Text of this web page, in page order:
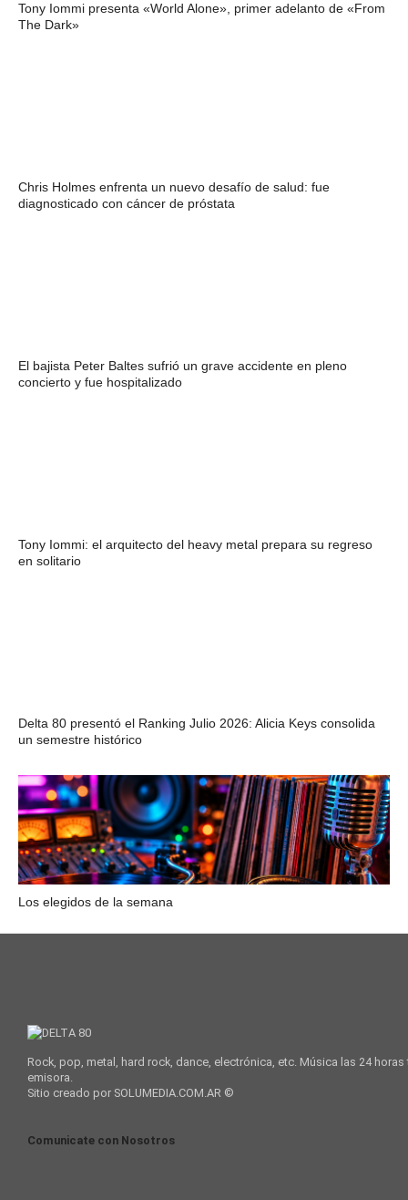
Tony Iommi presenta «World Alone», primer adelanto de «From
The Dark»
Chris Holmes enfrenta un nuevo desafío de salud: fue
diagnosticado con cáncer de próstata
El bajista Peter Baltes sufrió un grave accidente en pleno
concierto y fue hospitalizado
Tony Iommi: el arquitecto del heavy metal prepara su regreso
en solitario
Delta 80 presentó el Ranking Julio 2026: Alicia Keys consolida
un semestre histórico
Los elegidos de la semana
Rock, pop, metal, hard rock, dance, electrónica, etc. Música las 24
emisora.
Sitio creado por SOLUMEDIA.COM.AR ©
Comunicate con Nosotros